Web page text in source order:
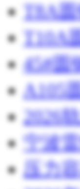
T8A
T10A
45#圆
A105
2026
宁波
压力